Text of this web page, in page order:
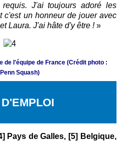
J'ai toujours adoré les
c'est un honneur de jouer avec
Laura. J'ai hâte d'y être !»
de l'équipe de France (Crédit photo :
Squash)
Pays de Galles, [5] Belgique,